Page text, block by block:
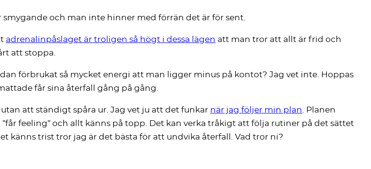
och man inte hinner med förrän det är för sent.
adrenalinpåslaget är troligen så högt i dessa lägen att man tror att allt är frid och
att stoppa.
förbrukat så mycket energi att man ligger minus på kontot? Jag vet inte. Hoppas
får sina återfall gång på gång.
att ständigt spåra ur. Jag vet ju att det funkar när jag följer min plan. Planen
feeling” och allt känns på topp. Det kan verka tråkigt att följa rutiner på det sättet
känns trist tror jag är det bästa för att undvika återfall. Vad tror ni?